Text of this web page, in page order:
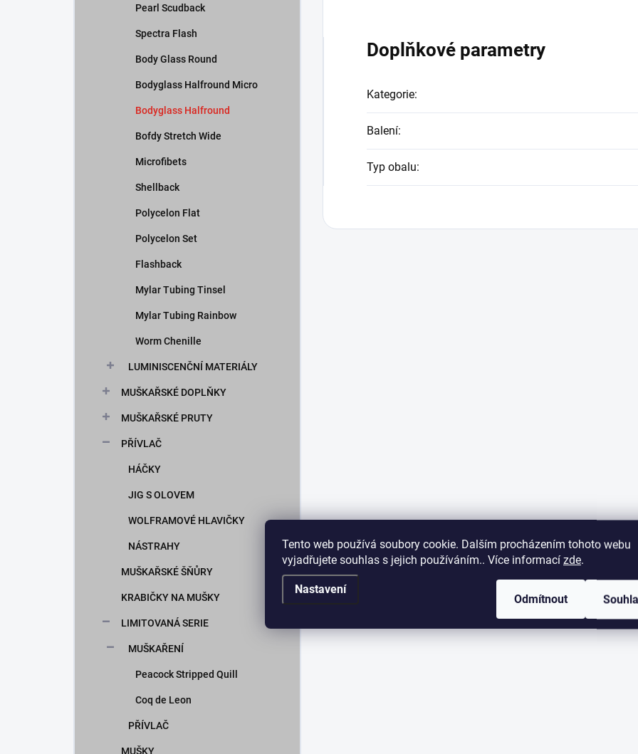
Tento web používá soubory cookie. Dalším procházením tohoto webu
vyjadřujete souhlas s jejich používáním.. Více informací zde.
Nastavení
Odmítnout
Pearl Scudback
Spectra Flash
Body Glass Round
Bodyglass Halfround Micro
Bodyglass Halfround
Bofdy Stretch Wide
Microfibets
Shellback
Polycelon Flat
Polycelon Set
Flashback
Mylar Tubing Tinsel
Mylar Tubing Rainbow
Worm Chenille
LUMINISCENČNÍ MATERIÁLY
MUŠKAŘSKÉ DOPLŇKY
MUŠKAŘSKÉ PRUTY
PŘÍVLAČ
HÁČKY
JIG S OLOVEM
WOLFRAMOVÉ HLAVIČKY
NÁSTRAHY
MUŠKAŘSKÉ ŠŇŮRY
KRABIČKY NA MUŠKY
LIMITOVANÁ SERIE
MUŠKAŘENÍ
Peacock Stripped Quill
Coq de Leon
PŘÍVLAČ
MUŠKY
Doplňkové parametry
Kategorie:
Balení:
Typ obalu: